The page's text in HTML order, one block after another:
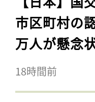
市区町村の
万人が懸念
18時間前